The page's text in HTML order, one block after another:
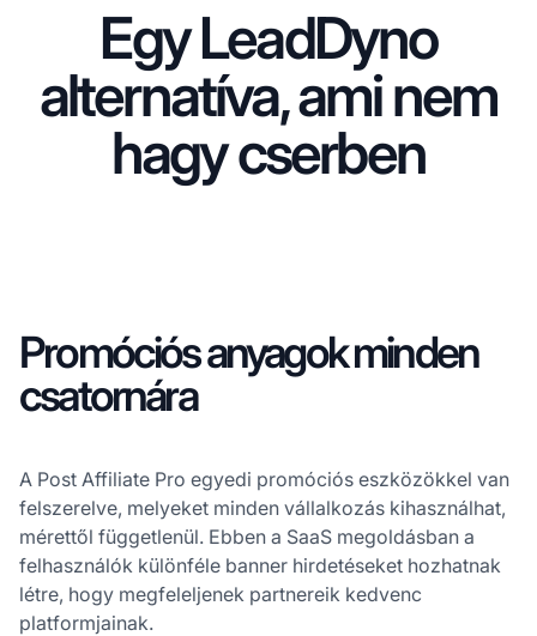
Egy LeadDyno
alternatíva, ami nem
hagy cserben
Promóciós anyagok minden
csatornára
A Post Affiliate Pro egyedi promóciós eszközökkel van
felszerelve, melyeket minden vállalkozás kihasználhat,
mérettől függetlenül. Ebben a SaaS megoldásban a
felhasználók különféle banner hirdetéseket hozhatnak
létre, hogy megfeleljenek partnereik kedvenc
platformjainak.